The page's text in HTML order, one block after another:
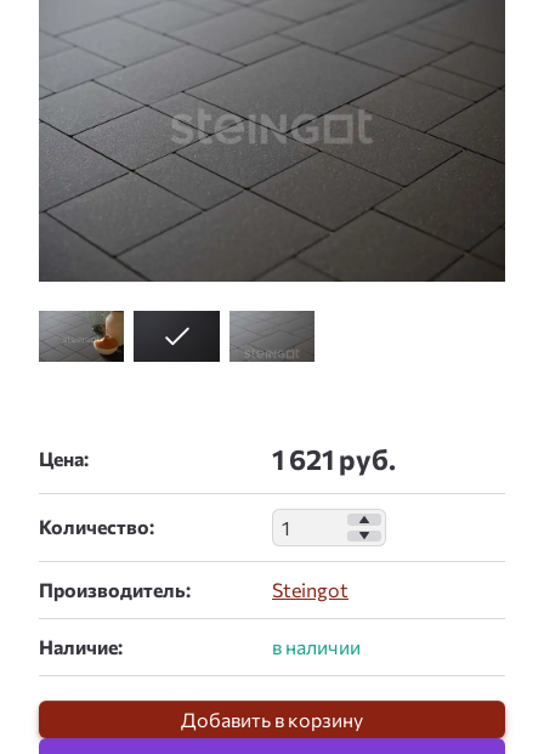
Цена: 1 621 руб.
Количество:
Производитель: Steingot
Наличие:
Добавить в корзину